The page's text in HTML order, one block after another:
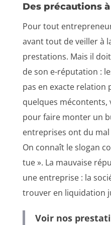
Des précautions
Pour tout
avant tout de veiller à
prestations. Mais il
de son e-réputation :
pas en exacte relation
quelques
pour faire monter un
entreprises ont du
On connaît le slogan
tue ». La mauvaise
une entreprise : la
trouver en liquidation
Voir nos